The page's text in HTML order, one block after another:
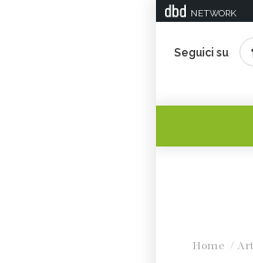
NETWORK
Seguici su
Home